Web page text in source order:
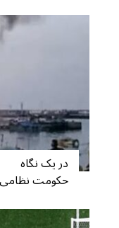
در یک نگاه
حکومت